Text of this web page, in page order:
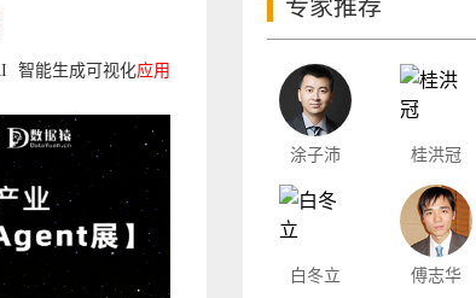
智能生成可视化应用
专家推荐
涂子沛 桂洪冠
白冬立 傅志华